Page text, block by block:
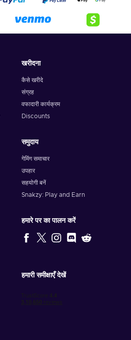
खरीदना
कैसे खरीदे
संग्रह
वफादारी कार्यक्रम
Discounts
समुदाय
गेमिंग समाचार
उपहार
सहयोगी बनें
Snakzy: Play and Earn
हमारे पर का पालन करें
हमारी समीक्षाएँ देखें